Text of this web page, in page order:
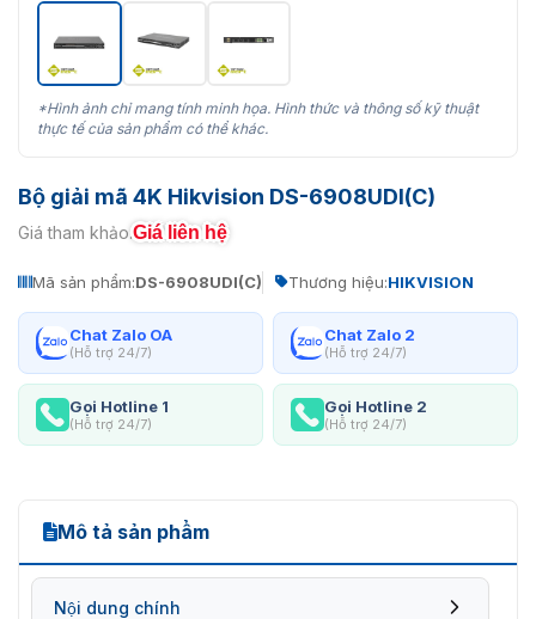
*Hình ảnh chỉ mang tính minh họa. Hình thức và thông số kỹ thuật
thực tế của sản phẩm có thể khác.
Bộ giải mã 4K Hikvision DS-6908UDI(C)
Giá tham khảo:Giá liên hệ
Mã sản phẩm:DS-6908UDI(C) Thương hiệu:HIKVISION
Chat Zalo OA
(Hỗ trợ 24/7)
Chat Zalo 2
(Hỗ trợ 24/7)
Gọi Hotline 1
(Hỗ trợ 24/7)
Gọi Hotline 2
(Hỗ trợ 24/7)
Mô tả sản phẩm
Nội dung chính